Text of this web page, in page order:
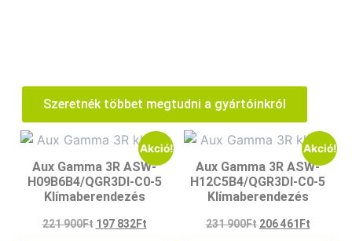
Szeretnék többet megtudni a gyártóinkról
Akció!
Aux Gamma 3R ASW-
H09B6B4/QGR3DI-C0-5
Klímaberendezés
221 900Ft 197 832Ft
Akció!
Aux Gamma 3R ASW-
H12C5B4/QGR3DI-C0-5
Klímaberendezés
231 900Ft 206 461 Ft